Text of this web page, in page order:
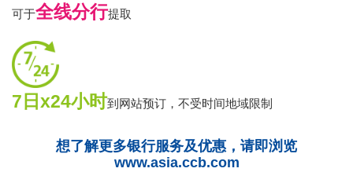
可于全线分行提取
7日x24小时到网站预订，不受时间地域限制
想了解更多银行服务及优惠，请即浏览
www.asia.ccb.com